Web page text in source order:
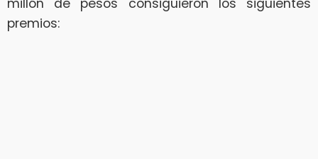
millón de pesos consiguieron los siguientes
premios: